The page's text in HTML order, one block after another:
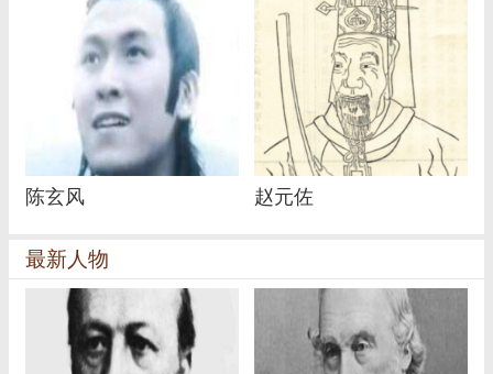
陈玄风 赵元佐
最新人物